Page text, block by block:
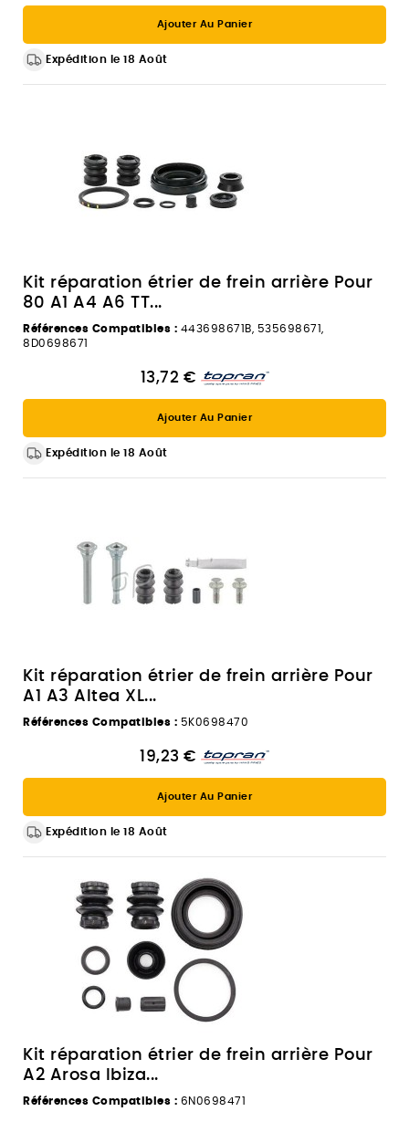
Ajouter Au Panier
Expédition le 18 Août
Kit réparation étrier de frein arrière Pour
80 A1 A4 A6 TT...
Références Compatibles : 443698671B, 535698671,
8D0698671
13,72 €
Ajouter Au Panier
Expédition le 18 Août
Kit réparation étrier de frein arrière Pour
A1 A3 Altea XL...
Références Compatibles : 5K0698470
19,23 €
Ajouter Au Panier
Expédition le 18 Août
Kit réparation étrier de frein arrière Pour
A2 Arosa Ibiza...
Références Compatibles : 6N0698471